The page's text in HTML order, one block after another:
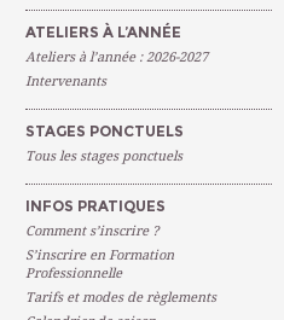
ATELIERS À L’ANNÉE
Ateliers à l’année : 2026-2027
Intervenants
STAGES PONCTUELS
Tous les stages ponctuels
INFOS PRATIQUES
Comment s’inscrire ?
S’inscrire en Formation
Professionnelle
Tarifs et modes de règlements